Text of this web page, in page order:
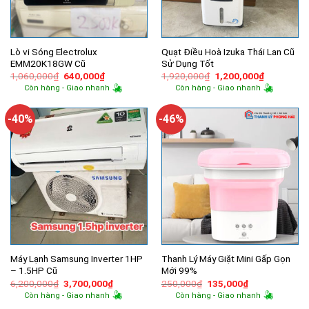
Lò vi Sóng Electrolux
EMM20K18GW Cũ
1,060,000₫ Giá
gốc
là:
640,000₫Giá
hiện
tại
640,000₫.
Còn hàng - Giao nhanh
Quạt Điều Hoà Izuka Thái Lan Cũ
Sử Dụng Tốt
1,920,000₫ Giá
gốc
là:
1,200,000₫Giá
hiện
tại
Còn hàng - Giao nhanh
-40%
Máy Lạnh Samsung Inverter 1HP
– 1.5HP Cũ
6,200,000₫ Giá
gốc
là:
3,700,000₫Giá
hiện
tại
Còn hàng - Giao nhanh
-46%
Thanh Lý Máy Giặt Mini Gấp Gọn
Mới 99%
250,000₫ Giá
gốc
là:
135,000₫Giá
hiện
tại
Còn hàng - Giao nhanh